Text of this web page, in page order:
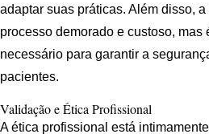
adaptar suas práticas. Além disso,
processo demorado e custoso, mas
necessário para garantir a
pacientes.
Validação e Ética Profissional
A ética profissional está